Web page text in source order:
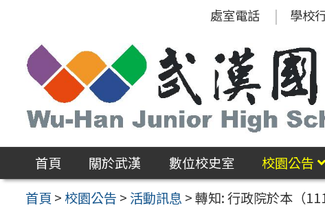
區
處室電話 學校
首頁 關於武漢 數位校史室 校園公告
首頁 >校園公告 > 活動訊息 >轉知: 行政院於本（